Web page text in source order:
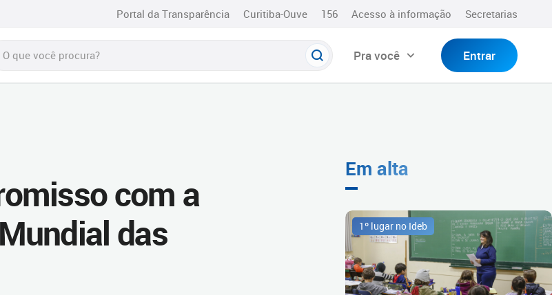
Portal da Transparência Curitiba-Ouve 156 Acesso à informação Secretarias
Pra você Entrar
com a
das
Em alta
1º lugar no Ideb